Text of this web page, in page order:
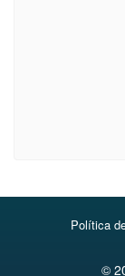
Política
©